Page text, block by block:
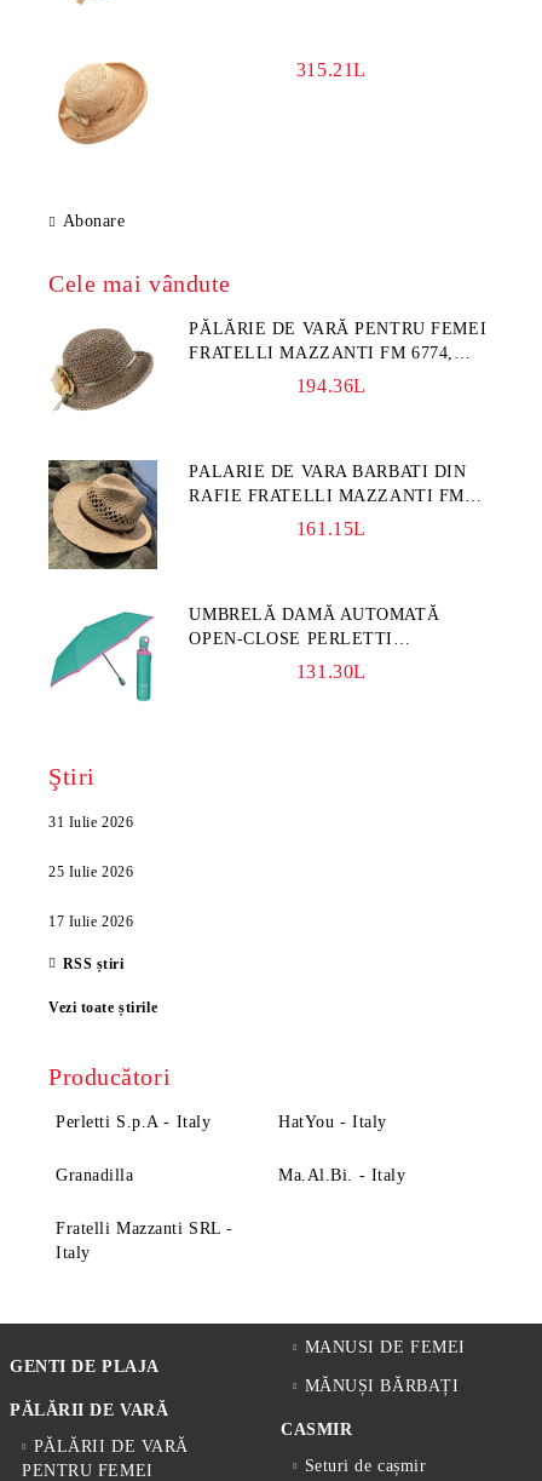
315.21L
Abonare
Cele mai vândute
PĂLĂRIE DE VARĂ PENTRU FEMEI
FRATELLI MAZZANTI FM 6774,
NATURAL/FLORI GALBENE
194.36L
PALARIE DE VARA BARBATI DIN
RAFIE FRATELLI MAZZANTI FM
7932, NATURAL161.15L
UMBRELĂ DAMĂ AUTOMATĂ
OPEN-CLOSE PERLETTI
TECHNOLOGY 21808, TURCOAZ
131.30L
Ştiri
31 Iulie 2026
25 Iulie 2026
17 Iulie 2026
RSS știri
Vezi toate știrile
Producători
Perletti S.p.A - Italy HatYou - Italy
Granadilla Ma.Al.Bi. - Italy
Fratelli Mazzanti SRL -
Italy
GENTI DE PLAJA
PĂLĂRII DE VARĂ
PĂLĂRII DE VARĂ
PENTRU FEMEI
MANUSI DE FEMEI
MĂNUȘI BĂRBAȚI
CASMIR
Seturi de cașmir